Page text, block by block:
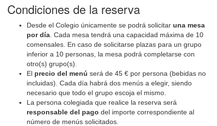
Condiciones de la reserva
Desde el Colegio únicamente se podrá solicitar una mesa
por día . Cada mesa tendrá una capacidad máxima de 10
comensales. En caso de solicitarse plazas para un grupo
inferior a 10 personas, la mesa podrá completarse con
otro(s) grupo(s).
El precio del menú será de 45 € por persona (bebidas no
incluidas). Cada día habrá dos menús a elegir, siendo
necesario que todo el grupo escoja el mismo.
La persona colegiada que realice la reserva será
responsable del pago del importe correspondiente al
número de menús solicitados.